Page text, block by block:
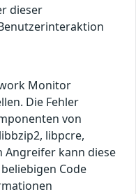
dieser
Monitor
Die Fehler
von
libpcre,
Angreifer kann diese
Code